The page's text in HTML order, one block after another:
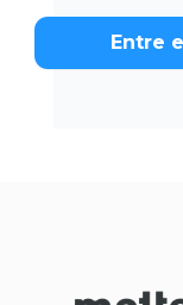
Entre